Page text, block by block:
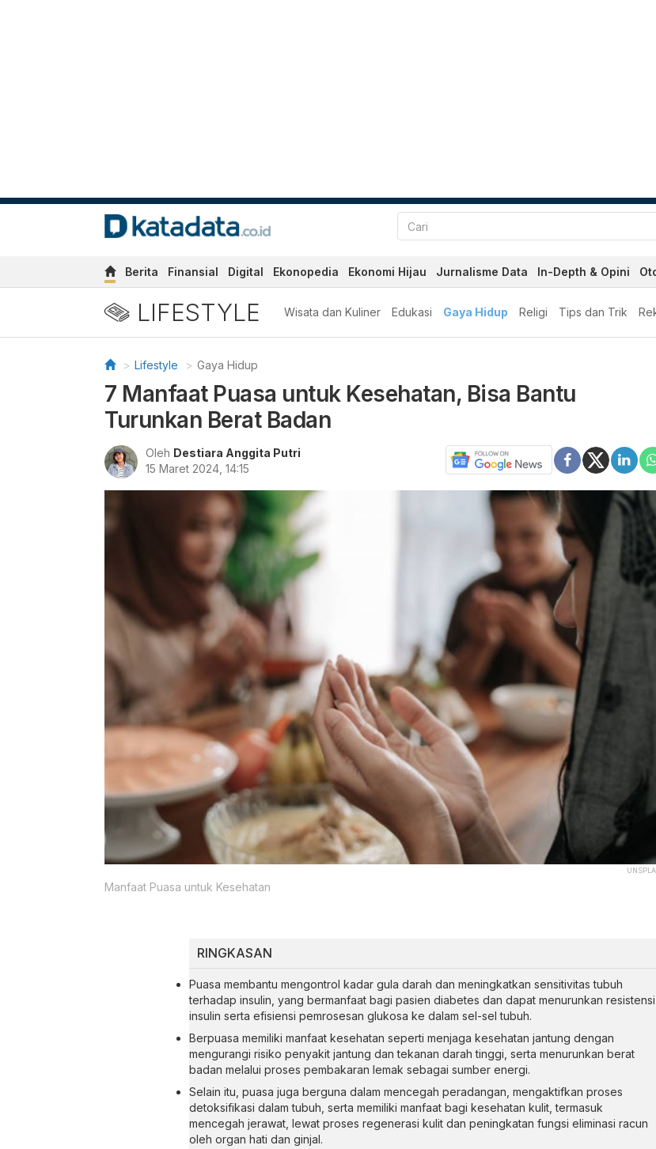
Berita Finansial Digital Ekonopedia Ekonomi Hijau Jurnalisme Data In-Depth & Opini
LIFESTYLE Wisata dan Kuliner Edukasi Gaya Hidup Religi Tips dan Trik
Lifestyle Gaya Hidup
7 Manfaat Puasa untuk Kesehatan, Bisa Bantu
Turunkan Berat Badan
Oleh Destiara Anggita Putri
15 Maret 2024, 14:15
Manfaat Puasa untuk Kesehatan
RINGKASAN
Puasa membantu mengontrol kadar gula darah dan meningkatkan sensitivitas tubuh
terhadap insulin, yang bermanfaat bagi pasien diabetes dan dapat menurunkan resistensi
insulin serta efisiensi pemrosesan glukosa ke dalam sel-sel tubuh.
Berpuasa memiliki manfaat kesehatan seperti menjaga kesehatan jantung dengan
mengurangi risiko penyakit jantung dan tekanan darah tinggi, serta menurunkan berat
badan melalui proses pembakaran lemak sebagai sumber energi.
Selain itu, puasa juga berguna dalam mencegah peradangan, mengaktifkan proses
detoksifikasi dalam tubuh, serta memiliki manfaat bagi kesehatan kulit, termasuk
mencegah jerawat, lewat proses regenerasi kulit dan peningkatan fungsi eliminasi racun
oleh organ hati dan ginjal.